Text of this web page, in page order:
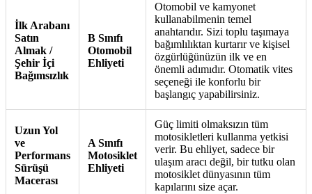
İlk Arabanı
Satın
Almak /
Şehir İçi
Bağımsızlık
B Sınıfı
Otomobil
Ehliyeti
Otomobil ve kamyonet
kullanabilmenin temel
anahtarıdır. Sizi toplu taşımaya
bağımlılıktan kurtarır ve kişisel
özgürlüğünüzün ilk ve en
önemli adımıdır. Otomatik vites
seçeneği ile konforlu bir
başlangıç yapabilirsiniz.
Uzun Yol
ve
Performans
Sürüşü
Macerası
A Sınıfı
Motosiklet
Ehliyeti
Güç limiti olmaksızın tüm
motosikletleri kullanma yetkisi
verir. Bu ehliyet, sadece bir
ulaşım aracı değil, bir tutku olan
motosiklet dünyasının tüm
kapılarını size açar.